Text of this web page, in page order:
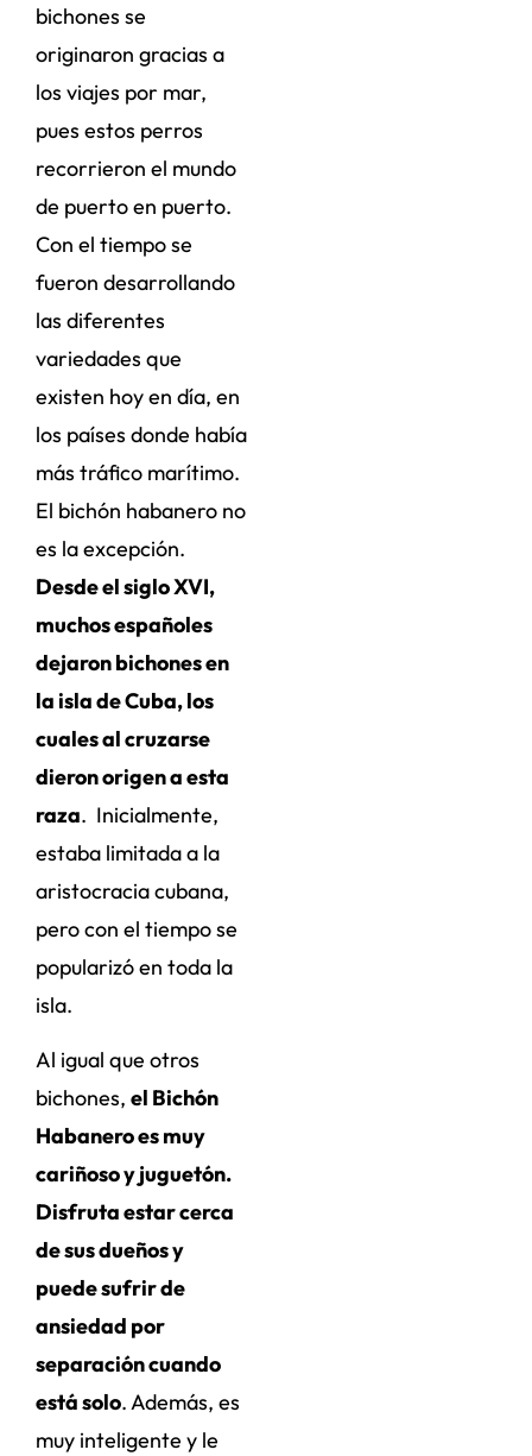
bichones se
originaron gracias a
los viajes por mar,
pues estos perros
recorrieron el mundo
de puerto en puerto.
Con el tiempo se
fueron desarrollando
las diferentes
variedades que
existen hoy en día, en
los países donde había
más tráfico marítimo.
El bichón habanero no
es la excepción.
Desde el siglo XVI,
muchos españoles
dejaron bichones en
la isla de Cuba, los
cuales al cruzarse
dieron origen a esta
raza. Inicialmente,
estaba limitada a la
aristocracia cubana,
pero con el tiempo se
popularizó en toda la
isla.
Al igual que otros
bichones, el Bichón
Habanero es muy
cariñoso y juguetón.
Disfruta estar cerca
de sus dueños y
puede sufrir de
ansiedad por
separación cuando
está solo. Además, es
muy inteligente y le